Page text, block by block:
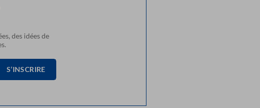
des idées de
S’INSCRIRE